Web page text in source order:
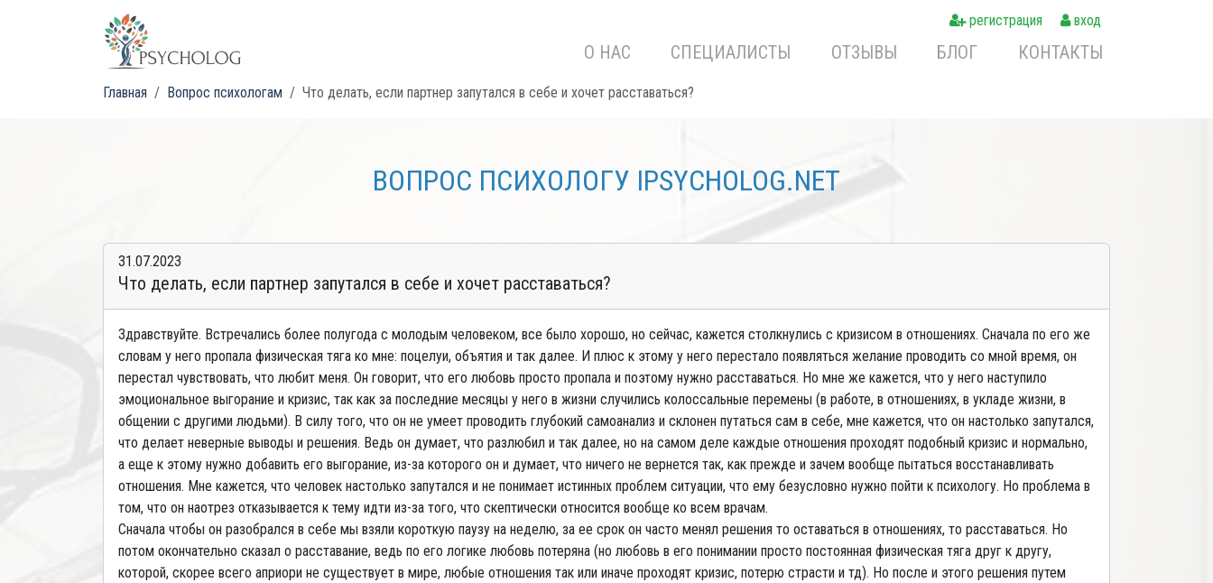
регистрация вход
О НАС СПЕЦИАЛИСТЫ ОТЗЫВЫ БЛОГ КОНТАКТЫ
Главная Вопрос психологам Что делать, если партнер запутался в себе и хочет расставаться?
ВОПРОС ПСИХОЛОГУ IPSYCHOLOG.NET
31.07.2023
Что делать, если партнер запутался в себе и хочет расставаться?
Здравствуйте. Встречались более полугода с молодым человеком, все было хорошо, но сейчас, кажется столкнулись с кризисом в отношениях. Сначала по его же
словам у него пропала физическая тяга ко мне: поцелуи, объятия и так далее. И плюс к этому у него перестало появляться желание проводить со мной время, он
перестал чувствовать, что любит меня. Он говорит, что его любовь просто пропала и поэтому нужно расставаться. Но мне же кажется, что у него наступило
эмоциональное выгорание и кризис, так как за последние месяцы у него в жизни случились колоссальные перемены (в работе, в отношениях, в укладе жизни, в
общении с другими людьми). В силу того, что он не умеет проводить глубокий самоанализ и склонен путаться сам в себе, мне кажется, что он настолько запутался,
что делает неверные выводы и решения. Ведь он думает, что разлюбил и так далее, но на самом деле каждые отношения проходят подобный кризис и нормально,
а еще к этому нужно добавить его выгорание, из-за которого он и думает, что ничего не вернется так, как прежде и зачем вообще пытаться восстанавливать
отношения. Мне кажется, что человек настолько запутался и не понимает истинных проблем ситуации, что ему безусловно нужно пойти к психологу. Но проблема в
том, что он наотрез отказывается к тему идти из-за того, что скептически относится вообще ко всем врачам.
Сначала чтобы он разобрался в себе мы взяли короткую паузу на неделю, за ее срок он часто менял решения то оставаться в отношениях, то расставаться. Но
потом окончательно сказал о расставание, ведь по его логике любовь потеряна (но любовь в его понимании просто постоянная физическая тяга друг к другу,
которой, скорее всего априори не существует в мире, любые отношения так или иначе проходят кризис, потерю страсти и тд). Но после и этого решения путем